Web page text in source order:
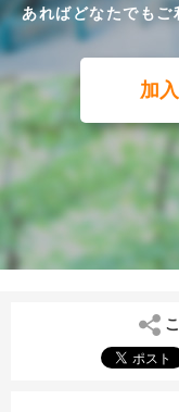
あればどなたでもご
加